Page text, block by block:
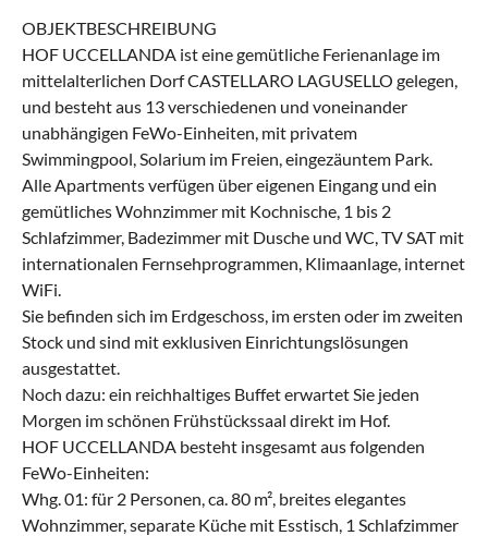
OBJEKTBESCHREIBUNG
HOF UCCELLANDA ist eine gemütliche Ferienanlage im
mittelalterlichen Dorf CASTELLARO LAGUSELLO gelegen,
und besteht aus 13 verschiedenen und voneinander
unabhängigen FeWo-Einheiten, mit privatem
Swimmingpool, Solarium im Freien, eingezäuntem Park.
Alle Apartments verfügen über eigenen Eingang und ein
gemütliches Wohnzimmer mit Kochnische, 1 bis 2
Schlafzimmer, Badezimmer mit Dusche und WC, TV SAT mit
internationalen Fernsehprogrammen, Klimaanlage, internet
WiFi.
Sie befinden sich im Erdgeschoss, im ersten oder im zweiten
Stock und sind mit exklusiven Einrichtungslösungen
ausgestattet.
Noch dazu: ein reichhaltiges Buffet erwartet Sie jeden
Morgen im schönen Frühstückssaal direkt im Hof.
HOF UCCELLANDA besteht insgesamt aus folgenden
FeWo-Einheiten:
Whg. 01: für 2 Personen, ca. 80 m², breites elegantes
Wohnzimmer, separate Küche mit Esstisch, 1 Schlafzimmer